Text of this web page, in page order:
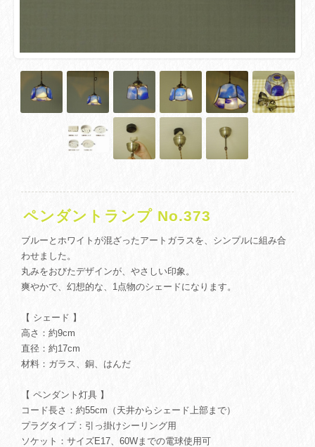
ペンダントランプ No.373
ブルーとホワイトが混ざったアートガラスを、シンプルに組み合
わせました。
丸みをおびたデザインが、やさしい印象。
爽やかで、幻想的な、1点物のシェードになります。
【 シェード 】
高さ：約9cm
直径：約17cm
材料：ガラス、銅、はんだ
【 ペンダント灯具 】
コード長さ：約55cm（天井からシェード上部まで）
プラグタイプ：引っ掛けシーリング用
ソケット：サイズE17、60Wまでの電球使用可